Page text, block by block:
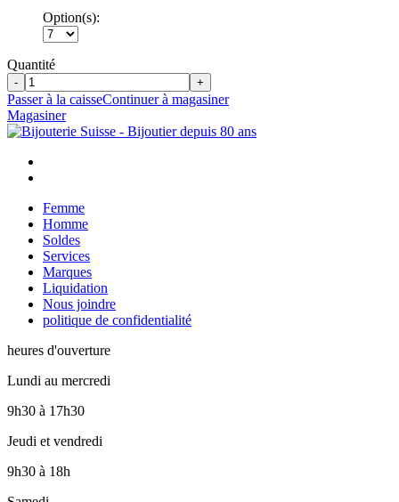
Option(s):
Quantité
- +
Passer à la caisseContinuer à magasiner
Magasiner
Femme
Homme
Soldes
Services
Marques
Liquidation
Nous joindre
politique de confidentialité
heures d'ouverture
Lundi au mercredi
9h30 à 17h30
Jeudi et vendredi
9h30 à 18h